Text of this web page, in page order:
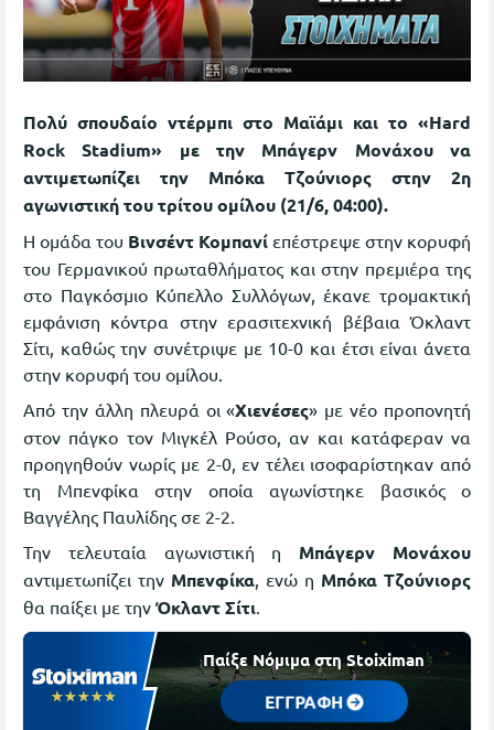
Πολύ σπουδαίο ντέρμπι στο Μαϊάμι και το «Hard
Rock Stadium» με την Μπάγερν Μονάχου να
αντιμετωπίζει την Μπόκα Τζούνιορς στην 2η
αγωνιστική του τρίτου ομίλου (21/6, 04:00).
Η ομάδα του Βινσέντ Κομπανί επέστρεψε στην κορυφή
του Γερμανικού πρωταθλήματος και στην πρεμιέρα της
στο Παγκόσμιο Κύπελλο Συλλόγων, έκανε τρομακτική
εμφάνιση κόντρα στην ερασιτεχνική βέβαια Όκλαντ
Σίτι, καθώς την συνέτριψε με 10-0 και έτσι είναι άνετα
στην κορυφή του ομίλου.
Από την άλλη πλευρά οι «Χιενέσες» με νέο προπονητή
στον πάγκο τον Μιγκέλ Ρούσο, αν και κατάφεραν να
προηγηθούν νωρίς με 2-0, εν τέλει ισοφαρίστηκαν από
τη Μπενφίκα στην οποία αγωνίστηκε βασικός ο
Βαγγέλης Παυλίδης σε 2-2.
Την τελευταία αγωνιστική η Μπάγερν Μονάχου
αντιμετωπίζει την Μπενφίκα, ενώ η Μπόκα Τζούνιορς
θα παίξει με την Όκλαντ Σίτι.
☆☆☆☆☆
★★★★★
Παίξε Νόμιμα στη Stoiximan
ΕΓΓΡΑΦΗ